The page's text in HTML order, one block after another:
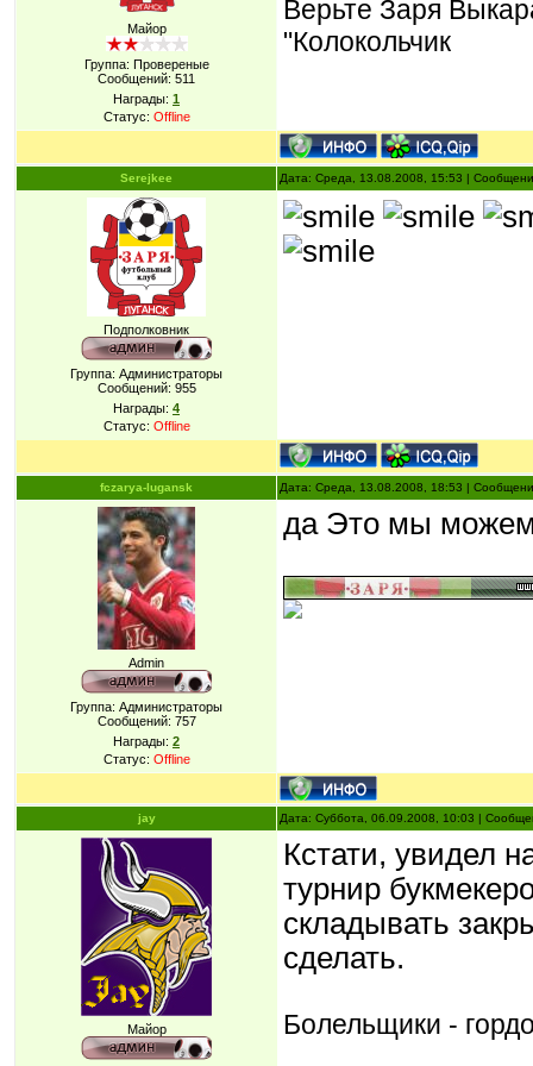
Майор
Группа: Провереные
Сообщений: 511
Награды: 1
Статус: Offline
Верьте Заря
"Колокольчик
Serejkee Дата: Среда, 13.08.2008, 15:53 |
Подполковник
Группа: Администраторы
Сообщений: 955
Награды: 4
Статус: Offline
fczarya-lugansk Дата: Среда, 13.08.2008, 18:53 |
Admin
Группа: Администраторы
Сообщений: 757
Награды: 2
Статус: Offline
да Это мы
jay Дата: Суббота, 06.09.2008, 10:03 |
Майор
Кстати, увидел
турнир
складывать
сделать.
Болельщики -